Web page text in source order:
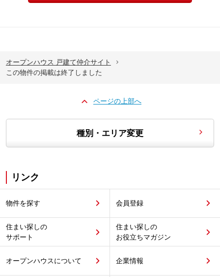
オープンハウス 戸建て仲介サイト
この物件の掲載は終了しました
ページの上部へ
種別・エリア変更
リンク
物件を探す 会員登録
住まい探しの
サポート
住まい探しの
お役立ちマガジン
オープンハウスについて 企業情報